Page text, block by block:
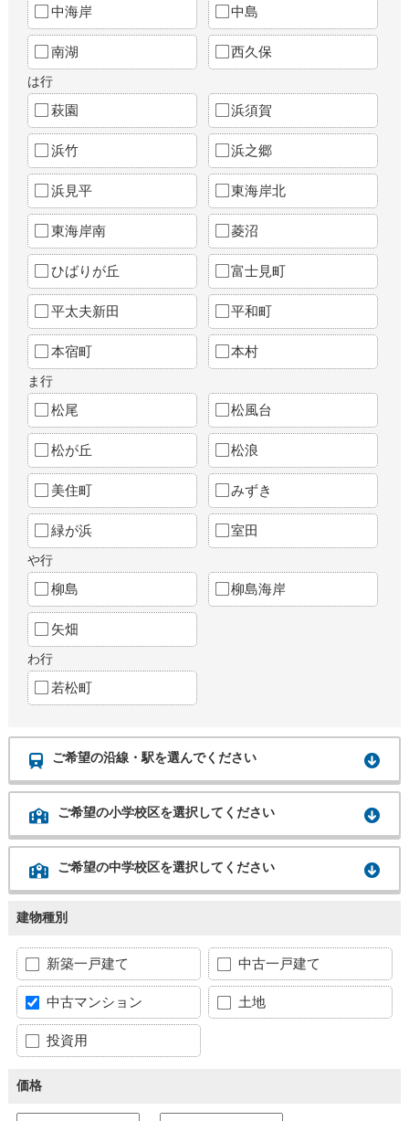
中海岸 中島
南湖 西久保
は行
萩園 浜須賀
浜竹 浜之郷
浜見平 東海岸北
東海岸南 菱沼
ひばりが丘 富士見町
平太夫新田 平和町
本宿町 本村
ま行
松尾 松風台
松が丘 松浪
美住町 みずき
緑が浜 室田
や行
柳島 柳島海岸
矢畑
わ行
若松町
ご希望の沿線・駅を選んでください
ご希望の小学校区を選択してください
ご希望の中学校区を選択してください
建物種別
新築一戸建て 中古一戸建て
中古マンション 土地
投資用
価格